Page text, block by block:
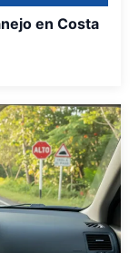
en Costa